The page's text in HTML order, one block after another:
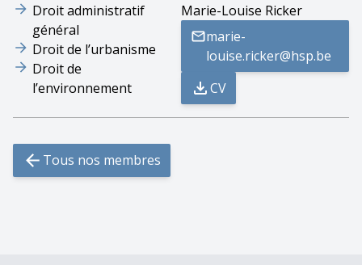
Droit administratif
général
Droit de l’urbanisme
Droit de
l’environnement
Marie-Louise Ricker
marie-
louise.ricker@hsp.be
CV
Tous nos membres